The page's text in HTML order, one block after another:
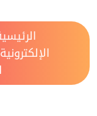
الإلكترونية